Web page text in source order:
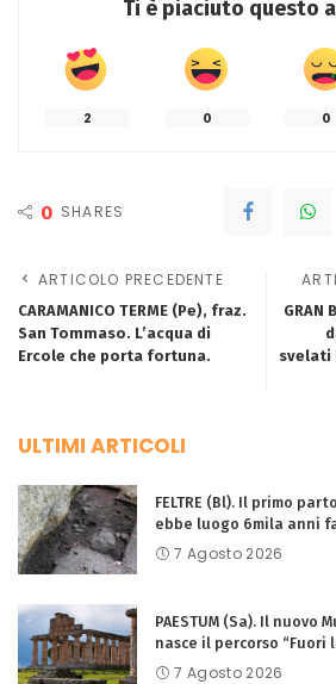
Ti è piaciuto questo
2 0 0
0 SHARES
ARTICOLO PRECEDENTE
CARAMANICO TERME (Pe), fraz.
San Tommaso. L’acqua di
Ercole che porta fortuna.
GRAN
svelati
ULTIMI ARTICOLI
FELTRE (Bl). Il primo
ebbe luogo 6mila anni
7 Agosto 2026
PAESTUM (Sa). Il nuovo
nasce il percorso “Fuori
7 Agosto 2026